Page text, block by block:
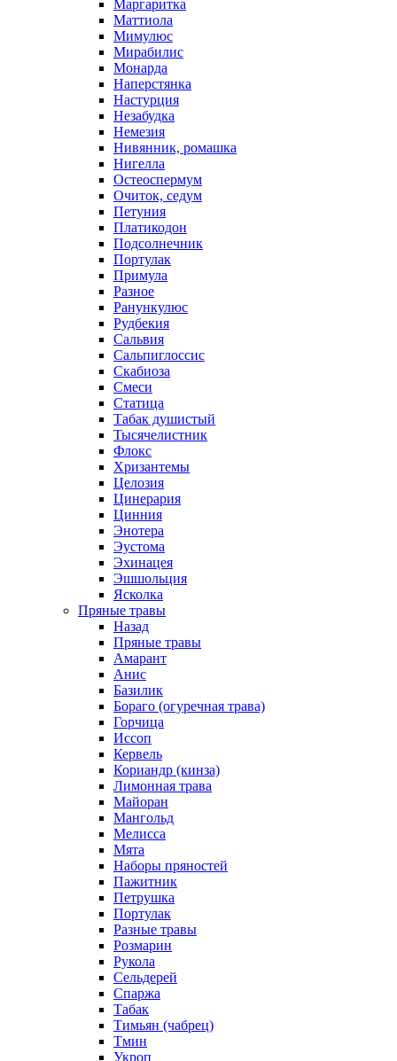
Маргаритка
Маттиола
Мимулюс
Мирабилис
Монарда
Наперстянка
Настурция
Незабудка
Немезия
Нивянник, ромашка
Нигелла
Остеоспермум
Очиток, седум
Петуния
Платикодон
Подсолнечник
Портулак
Примула
Разное
Ранункулюс
Рудбекия
Сальвия
Сальпиглоссис
Скабиоза
Смеси
Статица
Табак душистый
Тысячелистник
Флокс
Хризантемы
Целозия
Цинерария
Цинния
Энотера
Эустома
Эхинацея
Эшшольция
Ясколка
Пряные травы
Назад
Пряные травы
Амарант
Анис
Базилик
Бораго (огуречная трава)
Горчица
Иссоп
Кервель
Кориандр (кинза)
Лимонная трава
Майоран
Мангольд
Мелисса
Мята
Наборы пряностей
Пажитник
Петрушка
Портулак
Разные травы
Розмарин
Рукола
Сельдерей
Спаржа
Табак
Тимьян (чабрец)
Тмин
Укроп